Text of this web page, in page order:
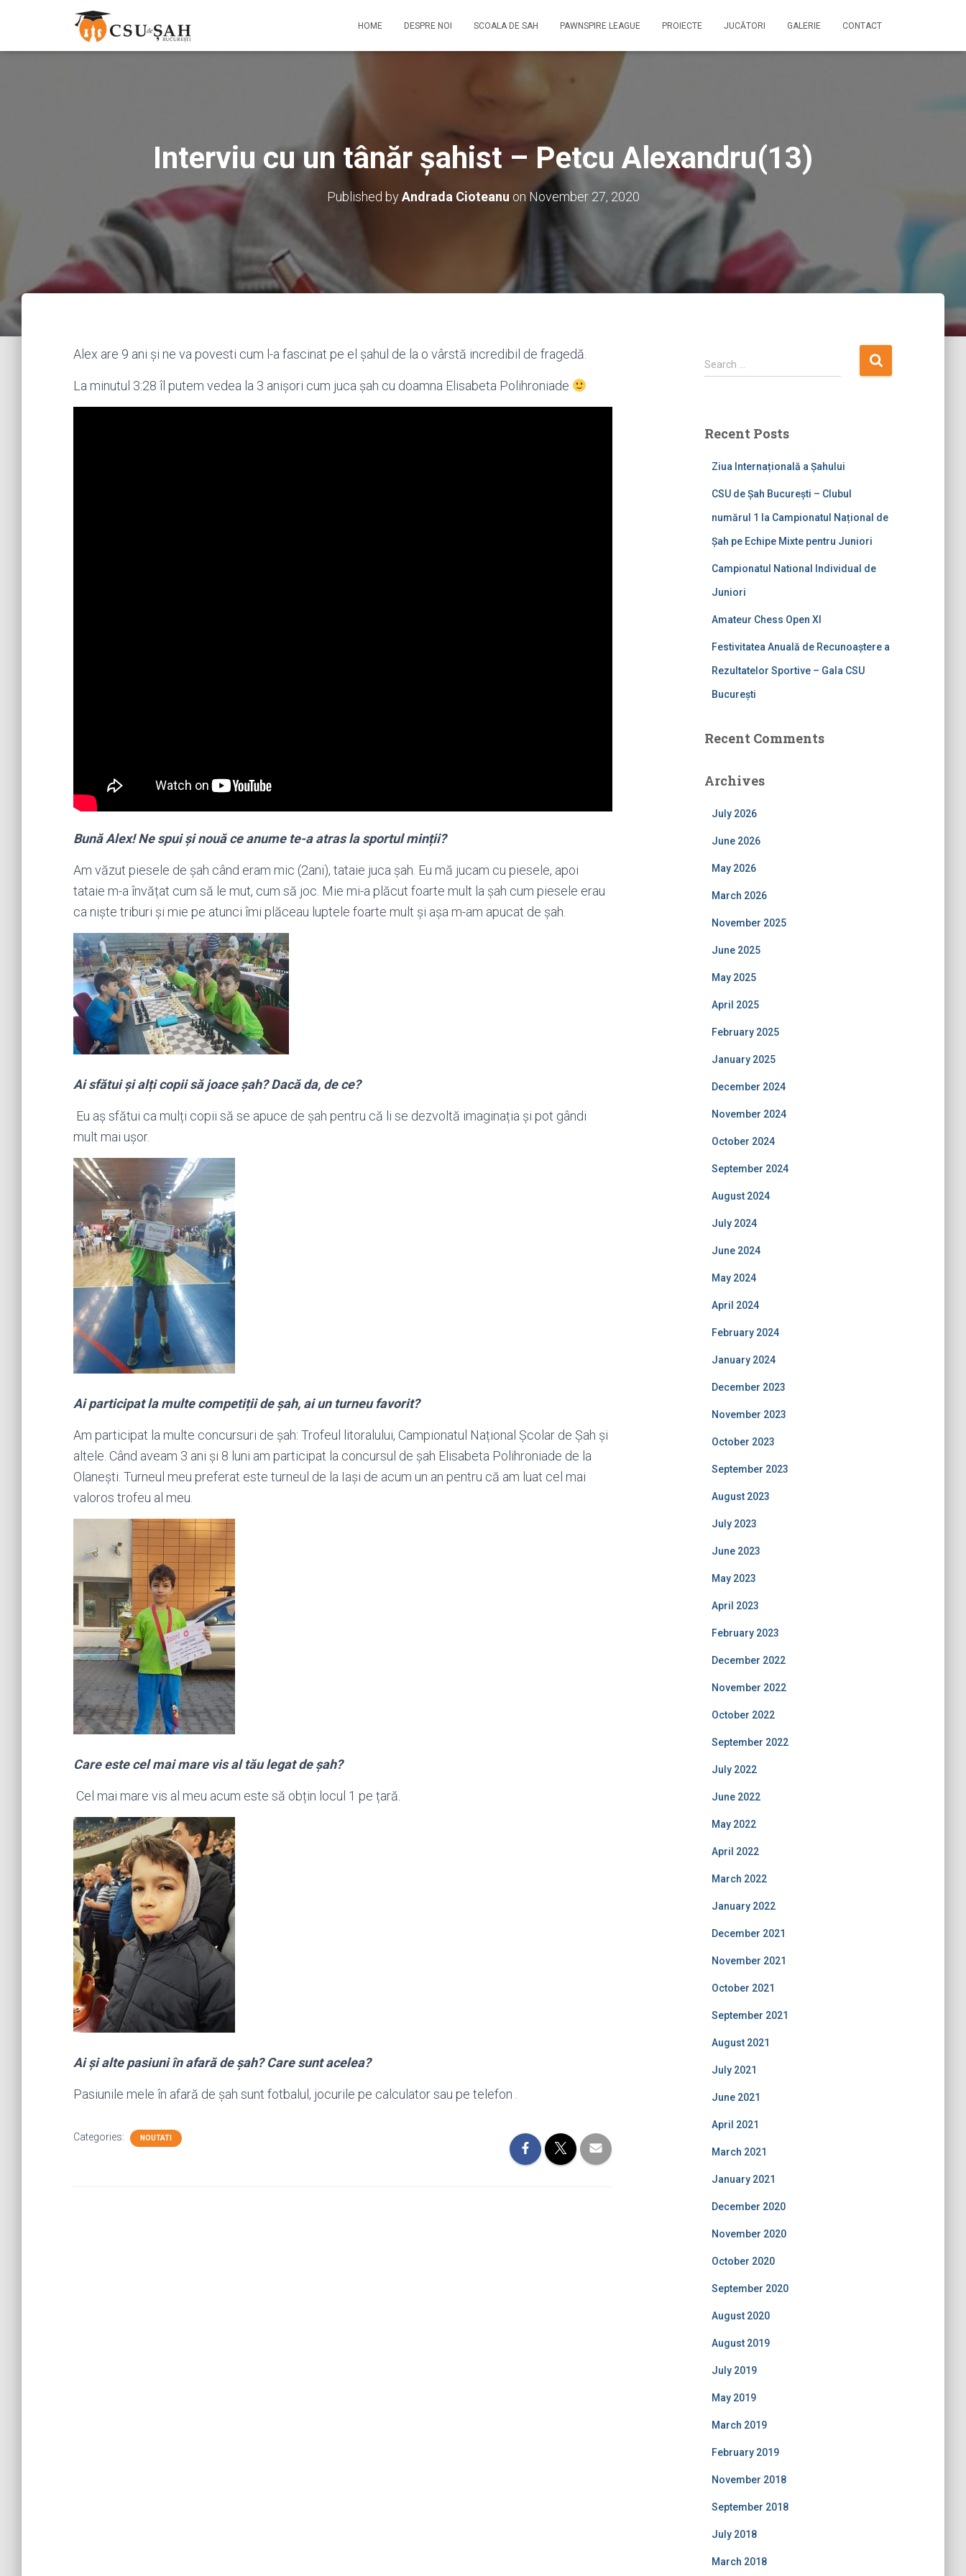
HOME DESPRE NOI SCOALA DE SAH PAWNSPIRE LEAGUE PROIECTE JUCĂTORI GALERIE CONTACT
Interviu cu un tânăr șahist – Petcu Alexandru(13)
Published byAndrada Cioteanu on November 27, 2020
Alex are 9 ani și ne va povesti cum l-a fascinat pe el șahul de la o vârstă incredibil de fragedă.
La minutul 3:28 îl putem vedea la 3 anișori cum juca șah cu doamna Elisabeta Polihroniade
Bună Alex! Ne spui și nouă ce anume te-a atras la sportul minții?
Am văzut piesele de șah când eram mic (2ani), tataie juca șah. Eu mă jucam cu piesele, apoi
tataie m-a învățat cum să le mut, cum să joc. Mie mi-a plăcut foarte mult la șah cum piesele erau
ca niște triburi și mie pe atunci îmi plăceau luptele foarte mult și așa m-am apucat de șah.
Ai sfătui și alți copii să joace șah? Dacă da, de ce?
Eu aș sfătui ca mulți copii să se apuce de șah pentru că li se dezvoltă imaginația și pot gândi
mult mai ușor.
Ai participat la multe competiții de șah, ai un turneu favorit?
Am participat la multe concursuri de șah: Trofeul litoralului, Campionatul Național Școlar de Șah și
altele. Când aveam 3 ani și 8 luni am participat la concursul de șah Elisabeta Polihroniade de la
Olanești. Turneul meu preferat este turneul de la Iași de acum un an pentru că am luat cel mai
valoros trofeu al meu.
Care este cel mai mare vis al tău legat de șah?
Cel mai mare vis al meu acum este să obțin locul 1 pe țară.
Ai și alte pasiuni în afară de șah? Care sunt acelea?
Pasiunile mele în afară de șah sunt fotbalul, jocurile pe calculator sau pe telefon .
Categories: NOUTATI
S
e
h
Search …
Recent Posts
Ziua Internațională a Șahului
CSU de Șah București – Clubul
numărul 1 la Campionatul Național de
Șah pe Echipe Mixte pentru Juniori
Campionatul National Individual de
Juniori
Amateur Chess Open XI
Festivitatea Anuală de Recunoaștere a
Rezultatelor Sportive – Gala CSU
București
Recent Comments
Archives
July 2026
June 2026
May 2026
March 2026
November 2025
June 2025
May 2025
April 2025
February 2025
January 2025
December 2024
November 2024
October 2024
September 2024
August 2024
July 2024
June 2024
May 2024
April 2024
February 2024
January 2024
December 2023
November 2023
October 2023
September 2023
August 2023
July 2023
June 2023
May 2023
April 2023
February 2023
December 2022
November 2022
October 2022
September 2022
July 2022
June 2022
May 2022
April 2022
March 2022
January 2022
December 2021
November 2021
October 2021
September 2021
August 2021
July 2021
June 2021
April 2021
March 2021
January 2021
December 2020
November 2020
October 2020
September 2020
August 2020
August 2019
July 2019
May 2019
March 2019
February 2019
November 2018
September 2018
July 2018
March 2018